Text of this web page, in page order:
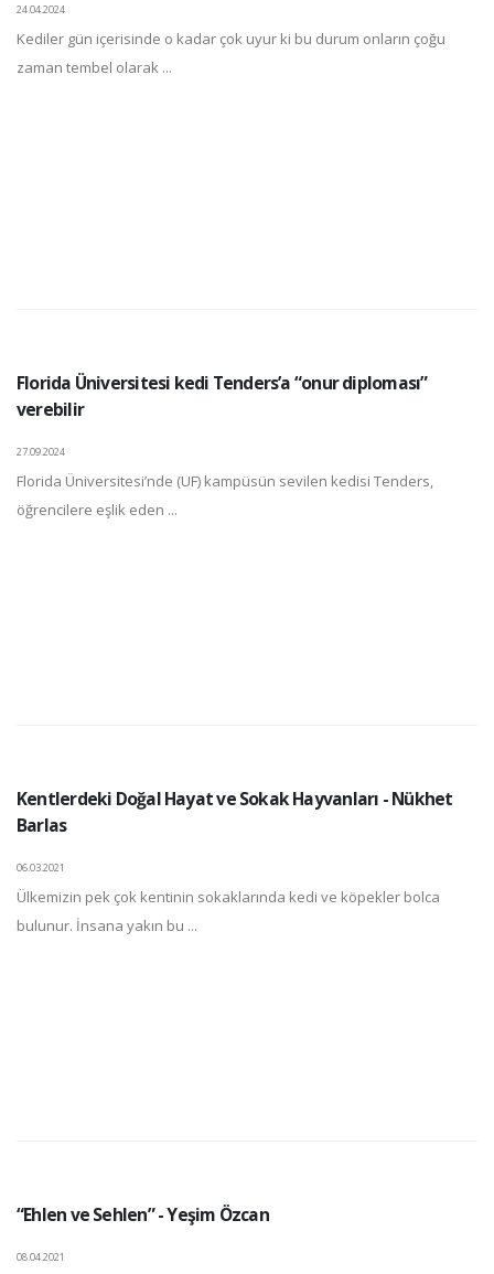
24.04.2024
Kediler gün içerisinde o kadar çok uyur ki bu durum onların çoğu
zaman tembel olarak ...
Florida Üniversitesi kedi Tenders’a “onur diploması”
verebilir
27.09.2024
Florida Üniversitesi’nde (UF) kampüsün sevilen kedisi Tenders,
öğrencilere eşlik eden ...
Kentlerdeki Doğal Hayat ve Sokak Hayvanları - Nükhet
Barlas
06.03.2021
Ülkemizin pek çok kentinin sokaklarında kedi ve köpekler bolca
bulunur. İnsana yakın bu ...
“Ehlen ve Sehlen” - Yeşim Özcan
08.04.2021